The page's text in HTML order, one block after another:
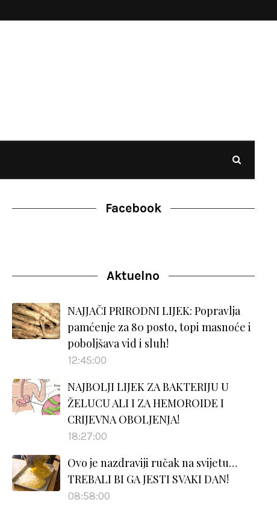
Facebook
Aktuelno
NAJJAČI PRIRODNI LIJEK: Popravlja
pamćenje za 80 posto, topi masnoće i
poboljšava vid i sluh!
12:45:00
NAJBOLJI LIJEK ZA BAKTERIJU U
ŽELUCU ALI I ZA HEMOROIDE I
CRIJEVNA OBOLJENJA!
18:27:00
Ovo je nazdraviji ručak na svijetu…
TREBALI BI GA JESTI SVAKI DAN!
08:58:00